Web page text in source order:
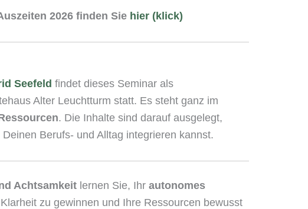
2026 finden Sie hier (klick)
Seefeld findet dieses Seminar als
Alter Leuchtturm statt. Es steht ganz im
. Die Inhalte sind darauf ausgelegt,
Berufs- und Alltag integrieren kannst.
Achtsamkeit lernen Sie, Ihr autonomes
zu gewinnen und Ihre Ressourcen bewusst